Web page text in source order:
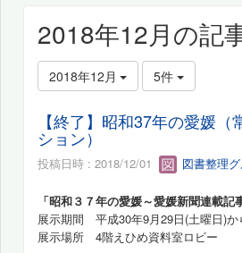
2018年12月の記
2018年12月 5件
【終了】昭和37年の愛媛（
ション）
投稿日時 : 2018/12/01 図書整理
「昭和３７年の愛媛～愛媛新聞連載記
展示期間 平成30年9月29日(土曜日)か
展示場所 4階えひめ資料室ロビー